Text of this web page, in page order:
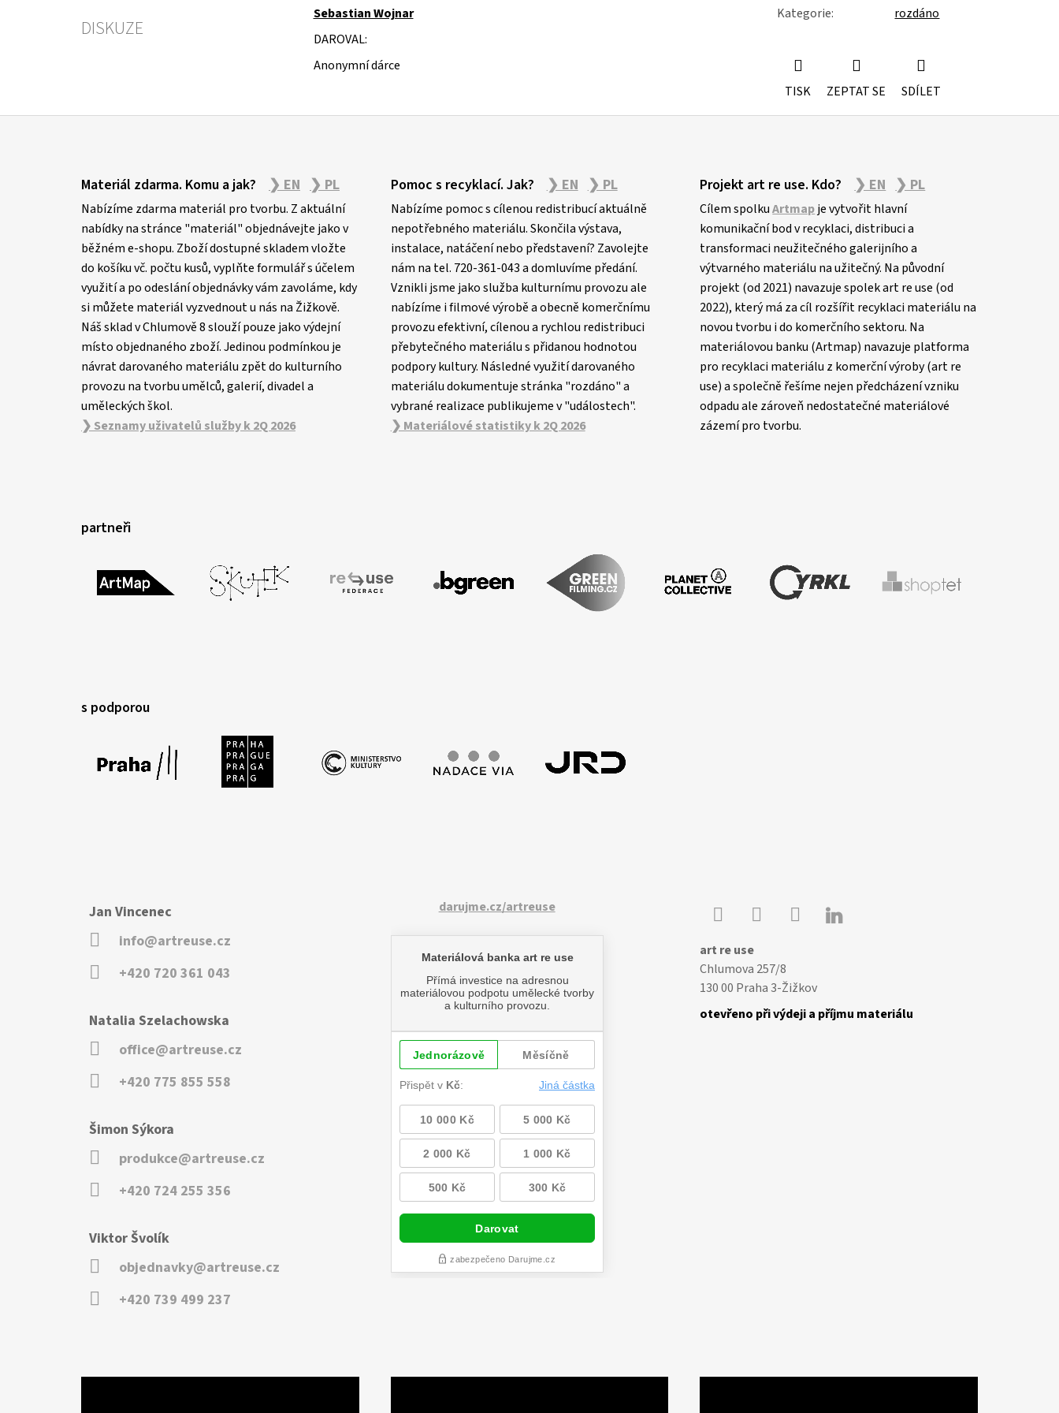
DISKUZE
Sebastian Wojnar
DAROVAL:
Anonymní dárce
Kategorie: rozdáno
TISK ZEPTAT SE SDÍLET
Materiál zdarma. Komu a jak? ❯ EN ❯ PL
Nabízíme zdarma materiál pro tvorbu. Z aktuální
nabídky na stránce "materiál" objednávejte jako v
běžném e-shopu. Zboží dostupné skladem vložte
do košíku vč. počtu kusů, vyplňte formulář s účelem
využití a po odeslání objednávky vám zavoláme, kdy
si můžete materiál vyzvednout u nás na Žižkově.
Náš sklad v Chlumově 8 slouží pouze jako výdejní
místo objednaného zboží. Jedinou podmínkou je
návrat darovaného materiálu zpět do kulturního
provozu na tvorbu umělců, galerií, divadel a
uměleckých škol.
❯ Seznamy uživatelů služby k 2Q 2026
Pomoc s recyklací. Jak? ❯ EN ❯ PL
Nabízíme pomoc s cílenou redistribucí aktuálně
nepotřebného materiálu. Skončila výstava,
instalace, natáčení nebo představení? Zavolejte
nám na tel. 720-361-043 a domluvíme předání.
Vznikli jsme jako služba kulturnímu provozu ale
nabízíme i filmové výrobě a obecně komerčnímu
provozu efektivní, cílenou a rychlou redistribuci
přebytečného materiálu s přidanou hodnotou
podpory kultury. Následné využití darovaného
materiálu dokumentuje stránka "rozdáno" a
vybrané realizace publikujeme v "událostech".
❯ Materiálové statistiky k 2Q 2026
Projekt art re use. Kdo? ❯ EN ❯ PL
Cílem spolkuArtmapje vytvořit hlavní
komunikační bod v recyklaci, distribuci a
transformaci neužitečného galerijního a
výtvarného materiálu na užitečný. Na původní
projekt (od 2021) navazuje spolek art re use (od
2022), který má za cíl rozšířit recyklaci materiálu na
novou tvorbu i do komerčního sektoru. Na
materiálovou banku (Artmap) navazuje platforma
pro recyklaci materiálu z komerční výroby (art re
use) a společně řešíme nejen předcházení vzniku
odpadu ale zároveň nedostatečné materiálové
zázemí pro tvorbu.
partneři
s podporou
Jan Vincenec
info@artreuse.cz
+420 720 361 043
Natalia Szelachowska
office@artreuse.cz
+420 775 855 558
Šimon Sýkora
produkce@artreuse.cz
+420 724 255 356
Viktor Švolík
objednavky@artreuse.cz
+420 739 499 237
darujme.cz/artreuse 
art re use
Chlumova 257/8
130 00 Praha 3-Žižkov
otevřeno při výdeji a příjmu materiálu